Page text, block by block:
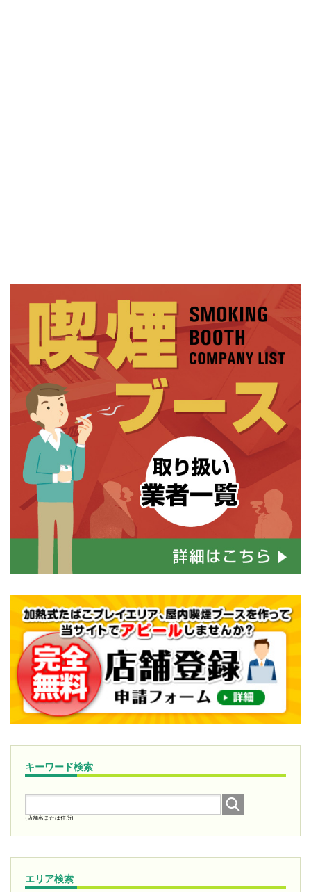
キーワード検索
(店舗名または住所)
エリア検索